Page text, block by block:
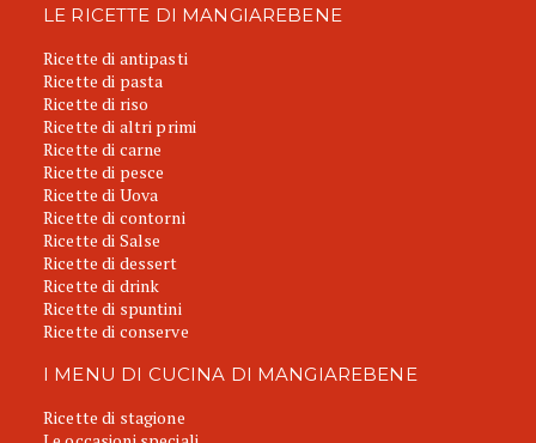
LE RICETTE DI MANGIAREBENE
Ricette di antipasti
Ricette di pasta
Ricette di riso
Ricette di altri primi
Ricette di carne
Ricette di pesce
Ricette di Uova
Ricette di contorni
Ricette di Salse
Ricette di dessert
Ricette di drink
Ricette di spuntini
Ricette di conserve
I MENU DI CUCINA DI MANGIAREBENE
Ricette di stagione